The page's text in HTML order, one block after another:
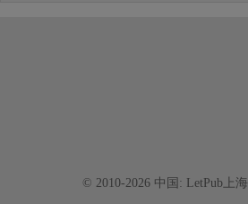
© 2010-2026 中国: LetPub上海